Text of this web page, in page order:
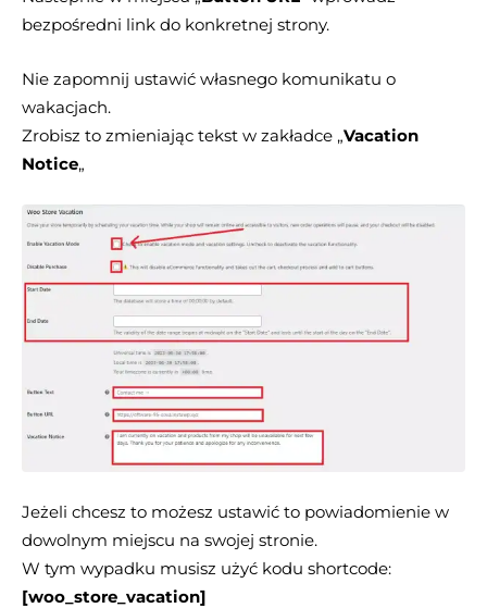
bezpośredni link do konkretnej strony.
Nie zapomnij ustawić własnego komunikatu o
wakacjach.
Zrobisz to zmieniając tekst w zakładce „Vacation
Notice„
Jeżeli chcesz to możesz ustawić to powiadomienie w
dowolnym miejscu na swojej stronie.
W tym wypadku musisz użyć kodu shortcode:
[woo_store_vacation]